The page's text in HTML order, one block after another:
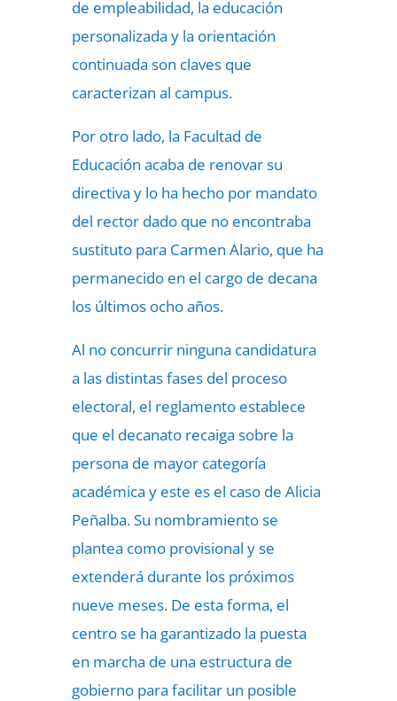
de empleabilidad, la educación
personalizada y la orientación
continuada son claves que
caracterizan al campus.
Por otro lado, la Facultad de
Educación acaba de renovar su
directiva y lo ha hecho por mandato
del rector dado que no encontraba
sustituto para Carmen Alario, que ha
permanecido en el cargo de decana
los últimos ocho años.
Al no concurrir ninguna candidatura
a las distintas fases del proceso
electoral, el reglamento establece
que el decanato recaiga sobre la
persona de mayor categoría
académica y este es el caso de Alicia
Peñalba. Su nombramiento se
plantea como provisional y se
extenderá durante los próximos
nueve meses. De esta forma, el
centro se ha garantizado la puesta
en marcha de una estructura de
gobierno para facilitar un posible